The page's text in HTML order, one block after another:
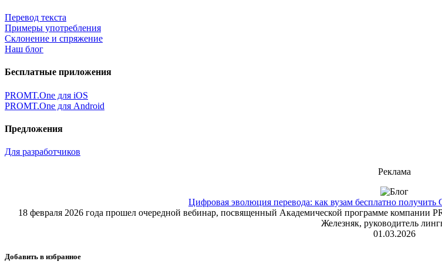
Перевод текста
Примеры употребления
Склонение и спряжение
Наш блог
Бесплатные приложения
PROMT.One для iOS
PROMT.One для Android
Предложения
Для разработчиков
Реклама
Цифровая эволюция перевода: как вузам бесплатно
18 февраля 2026 года прошел очередной вебинар, посвященный Академической программе компании
Железняк, руководитель
01.03.2026
Добавить в избранное